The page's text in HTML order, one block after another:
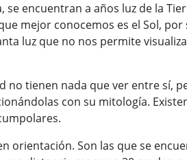
encuentran a años luz de la
mejor conocemos es el Sol,
luz que no nos permite
no tienen nada que ver entre sí,
con su mitología.
orientación. Son las que se